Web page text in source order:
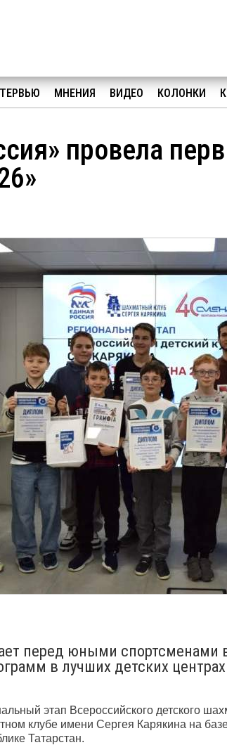
МНЕНИЯ ВИДЕО КОЛОНКИ
провела
перед юными спортсменами
в лучших детских
этап Всероссийского детского
клубе имени Сергея Карякина на
Татарстан.